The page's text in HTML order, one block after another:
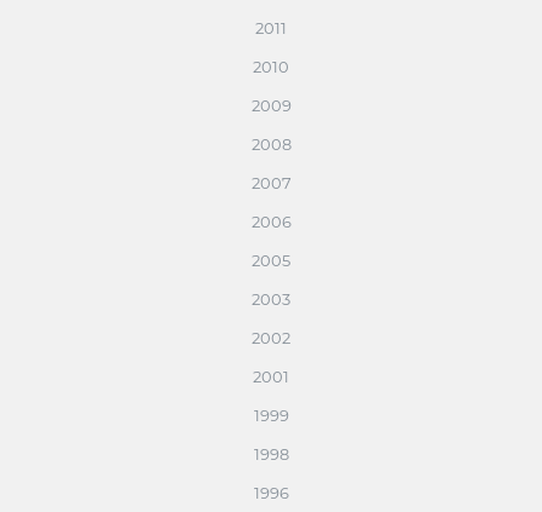
2011
2010
2009
2008
2007
2006
2005
2003
2002
2001
1999
1998
1996